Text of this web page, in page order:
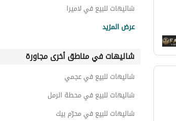
شاليهات للبيع في لاميرا
شاليهات للبيع في ماونتن فيو لفلز
شاليهات للبيع في سول
شاليهات للبيع في سوان ليك
عرض المزيد
شاليهات في مناطق أخرى مجاورة
شاليهات للبيع في عجمي
شاليهات للبيع في محطة الرمل
شاليهات للبيع في محرّم بيك